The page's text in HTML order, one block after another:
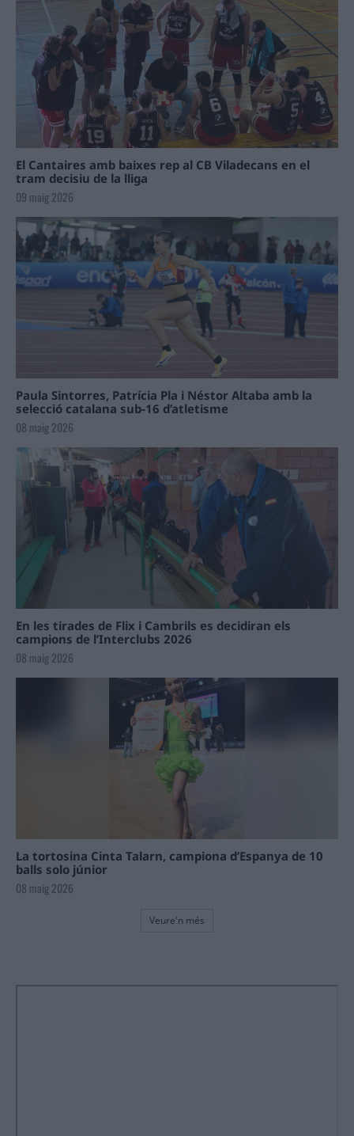
El Cantaires amb baixes rep al CB Viladecans en el
tram decisiu de la lliga
09 maig 2026
Paula Sintorres, Patrícia Pla i Néstor Altaba amb la
selecció catalana sub-16 d’atletisme
08 maig 2026
En les tirades de Flix i Cambrils es decidiran els
campions de l’Interclubs 2026
08 maig 2026
La tortosina Cinta Talarn, campiona d’Espanya de 10
balls solo júnior
08 maig 2026
Veure'n més